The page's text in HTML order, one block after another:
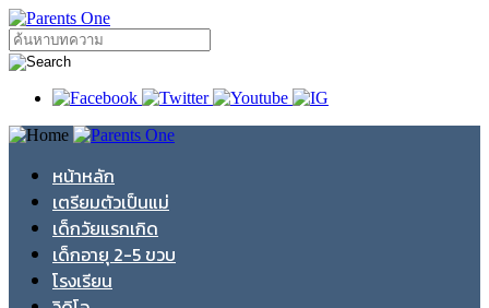
หน้าหลัก
เตรียมตัวเป็นแม่
เด็กวัยแรกเกิด
เด็กอายุ 2-5 ขวบ
โรงเรียน